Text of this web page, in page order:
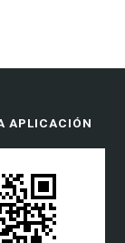
APLICACIÓN